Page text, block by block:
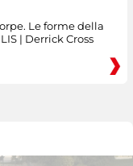
Le forme della
| Derrick Cross